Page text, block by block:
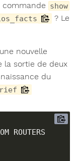
commande show
? Le
nouvelle
la sortie de deux
du
ROUTERS